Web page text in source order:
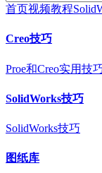
首页视频教程
Creo技巧
Proe和Creo实用技巧
SolidWorks技巧
SolidWorks技巧
图纸库